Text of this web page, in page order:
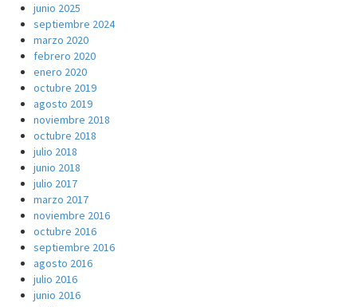
junio 2025
septiembre 2024
marzo 2020
febrero 2020
enero 2020
octubre 2019
agosto 2019
noviembre 2018
octubre 2018
julio 2018
junio 2018
julio 2017
marzo 2017
noviembre 2016
octubre 2016
septiembre 2016
agosto 2016
julio 2016
junio 2016